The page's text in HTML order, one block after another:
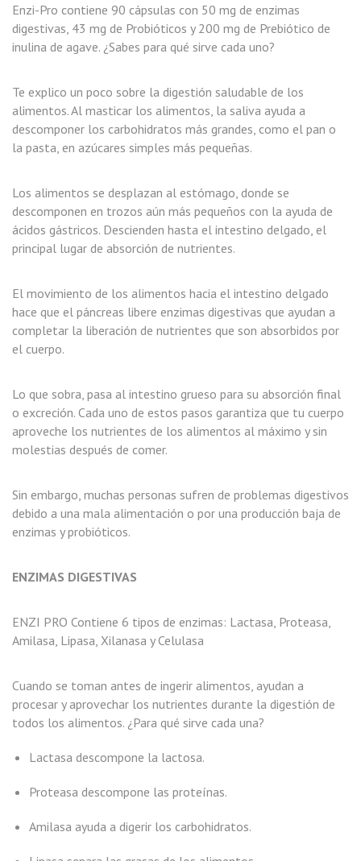
Enzi-Pro contiene 90 cápsulas con 50 mg de enzimas
digestivas, 43 mg de Probióticos y 200 mg de Prebiótico de
inulina de agave. ¿Sabes para qué sirve cada uno?
Te explico un poco sobre la digestión saludable de los
alimentos. Al masticar los alimentos, la saliva ayuda a
descomponer los carbohidratos más grandes, como el pan o
la pasta, en azúcares simples más pequeñas.
Los alimentos se desplazan al estómago, donde se
descomponen en trozos aún más pequeños con la ayuda de
ácidos gástricos. Descienden hasta el intestino delgado, el
principal lugar de absorción de nutrientes.
El movimiento de los alimentos hacia el intestino delgado
hace que el páncreas libere enzimas digestivas que ayudan a
completar la liberación de nutrientes que son absorbidos por
el cuerpo.
Lo que sobra, pasa al intestino grueso para su absorción final
o excreción. Cada uno de estos pasos garantiza que tu cuerpo
aproveche los nutrientes de los alimentos al máximo y sin
molestias después de comer.
Sin embargo, muchas personas sufren de problemas digestivos
debido a una mala alimentación o por una producción baja de
enzimas y probióticos.
ENZIMAS DIGESTIVAS
ENZI PRO Contiene 6 tipos de enzimas: Lactasa, Proteasa,
Amilasa, Lipasa, Xilanasa y Celulasa
Cuando se toman antes de ingerir alimentos, ayudan a
procesar y aprovechar los nutrientes durante la digestión de
todos los alimentos. ¿Para qué sirve cada una?
Lactasa descompone la lactosa.
Proteasa descompone las proteínas.
Amilasa ayuda a digerir los carbohidratos.